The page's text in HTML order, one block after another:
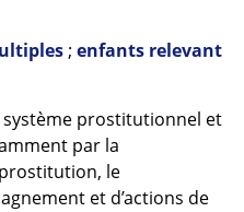
; enfants relevant
système prostitutionnel et
par la
le
et d’actions de